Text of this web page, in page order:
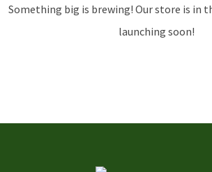
Something big is brewing! Our store is in
launching soon!